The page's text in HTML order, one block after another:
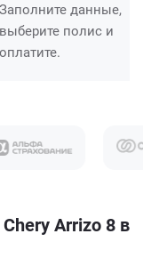
Заполните данные,
выберите полис и
оплатите.
Arrizo 8 в